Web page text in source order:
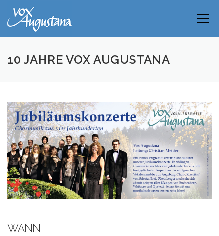
Inhalt
Menü
10 JAHRE VOX AUGUSTANA
WANN